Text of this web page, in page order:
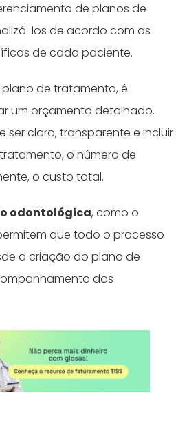
de planos de
los de acordo com as
de cada paciente.
de tratamento, é
um orçamento detalhado.
ser claro, transparente e incluir
o número de
o custo total.
odontológica, como o
que todo o processo
a criação do plano de
dos